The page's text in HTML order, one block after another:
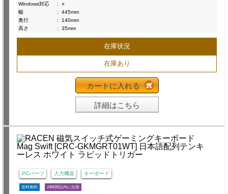
Windows対応
:
○
幅
:
445mm
奥行
:
140mm
高さ
: 35mm
在庫状況
在庫あり
カートに入れる
詳細はこちら
PCパーツ 入力機器 キーボード
送料無料 24時間以内に出荷